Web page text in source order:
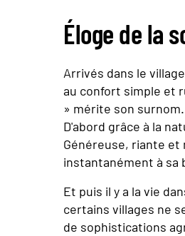
Éloge de la
Arrivés dans le
au confort simple et
» mérite son
D'abord grâce à la
Généreuse, riante
instantanément à sa
Et puis il y a la vie
certains villages ne
de sophistications